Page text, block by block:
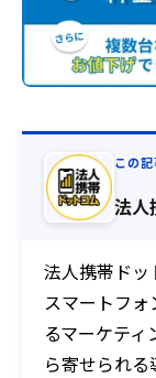
この
法人
法人携帯ドッ
スマートフ
るマーケテ
ら寄せられる